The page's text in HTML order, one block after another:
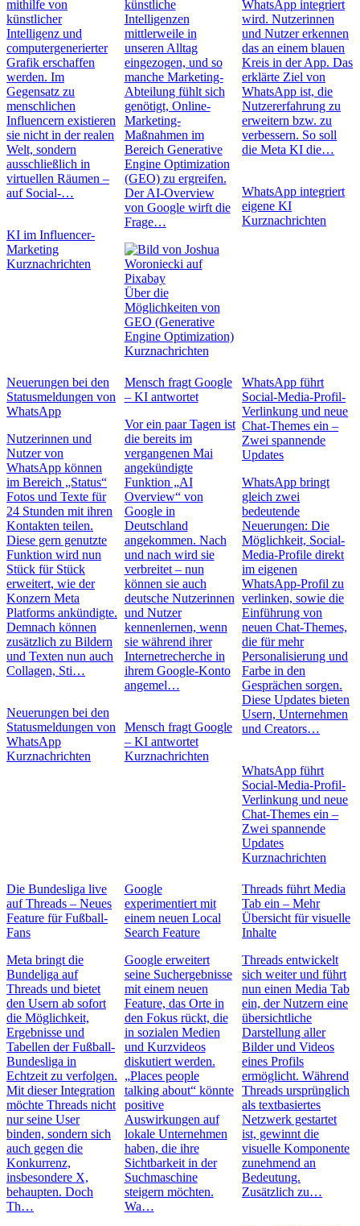
mithilfe von
künstlicher
Intelligenz und
computergenerierter
Grafik erschaffen
werden. Im
Gegensatz zu
menschlichen
Influencern existieren
sie nicht in der realen
Welt, sondern
ausschließlich in
virtuellen Räumen –
auf Social-…
KI im Influencer-
Marketing
Kurznachrichten
künstliche
Intelligenzen
mittlerweile in
unseren Alltag
eingezogen, und so
manche Marketing-
Abteilung fühlt sich
genötigt, Online-
Marketing-
Maßnahmen im
Bereich Generative
Engine Optimization
(GEO) zu ergreifen.
Der AI-Overview
von Google wirft die
Frage…
Über die
Möglichkeiten von
GEO (Generative
Engine Optimization)
Kurznachrichten
WhatsApp integriert
wird. Nutzerinnen
und Nutzer erkennen
das an einem blauen
Kreis in der App. Das
erklärte Ziel von
WhatsApp ist, die
Nutzererfahrung zu
erweitern bzw. zu
verbessern. So soll
die Meta KI die…
WhatsApp integriert
eigene KI
Kurznachrichten
Neuerungen bei den
Statusmeldungen von
WhatsApp
Nutzerinnen und
Nutzer von
WhatsApp können
im Bereich „Status“
Fotos und Texte für
24 Stunden mit ihren
Kontakten teilen.
Diese gern genutzte
Funktion wird nun
Stück für Stück
erweitert, wie der
Konzern Meta
Platforms ankündigte.
Demnach können
zusätzlich zu Bildern
und Texten nun auch
Collagen, Sti…
Neuerungen bei den
Statusmeldungen von
WhatsApp
Kurznachrichten
Mensch fragt Google
– KI antwortet
Vor ein paar Tagen ist
die bereits im
vergangenen Mai
angekündigte
Funktion „AI
Overview“ von
Google in
Deutschland
angekommen. Nach
und nach wird sie
verbreitet – nun
können sie auch
deutsche Nutzerinnen
und Nutzer
kennenlernen, wenn
sie während ihrer
Internetrecherche in
ihrem Google-Konto
angemel…
Mensch fragt Google
– KI antwortet
Kurznachrichten
WhatsApp führt
Social-Media-Profil-
Verlinkung und neue
Chat-Themes ein –
Zwei spannende
Updates
WhatsApp bringt
gleich zwei
bedeutende
Neuerungen: Die
Möglichkeit, Social-
Media-Profile direkt
im eigenen
WhatsApp-Profil zu
verlinken, sowie die
Einführung von
neuen Chat-Themes,
die für mehr
Personalisierung und
Farbe in den
Gesprächen sorgen.
Diese Updates bieten
Usern, Unternehmen
und Creators…
WhatsApp führt
Social-Media-Profil-
Verlinkung und neue
Chat-Themes ein –
Zwei spannende
Updates
Kurznachrichten
Die Bundesliga live
auf Threads – Neues
Feature für Fußball-
Fans
Meta bringt die
Bundeliga auf
Threads und bietet
den Usern ab sofort
die Möglichkeit,
Ergebnisse und
Tabellen der Fußball-
Bundesliga in
Echtzeit zu verfolgen.
Mit dieser Integration
möchte Threads nicht
nur seine User
binden, sondern sich
auch gegen die
Konkurrenz,
insbesondere X,
behaupten. Doch
Th…
Google
experimentiert mit
einem neuen Local
Search Feature
Google erweitert
seine Suchergebnisse
mit einem neuen
Feature, das Orte in
den Fokus rückt, die
in sozialen Medien
und Kurzvideos
diskutiert werden.
„Places people
talking about“ könnte
positive
Auswirkungen auf
lokale Unternehmen
haben, die ihre
Sichtbarkeit in der
Suchmaschine
steigern möchten.
Wa…
Threads führt Media
Tab ein – Mehr
Übersicht für visuelle
Inhalte
Threads entwickelt
sich weiter und führt
nun einen Media Tab
ein, der Nutzern eine
übersichtliche
Darstellung aller
Bilder und Videos
eines Profils
ermöglicht. Während
Threads ursprünglich
als textbasiertes
Netzwerk gestartet
ist, gewinnt die
visuelle Komponente
zunehmend an
Bedeutung.
Zusätzlich zu…